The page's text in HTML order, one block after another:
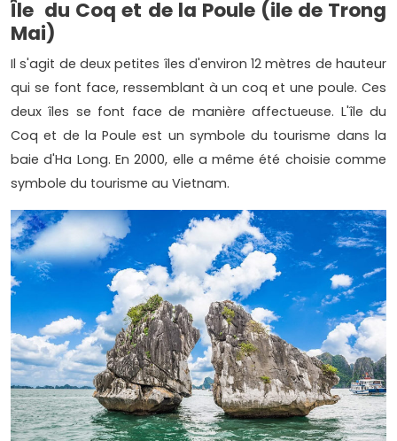
Île du Coq et de la Poule (ile de Trong
Mai)
Il s'agit de deux petites îles d'environ 12 mètres de hauteur
qui se font face, ressemblant à un coq et une poule. Ces
deux îles se font face de manière affectueuse. L'île du
Coq et de la Poule est un symbole du tourisme dans la
baie d'Ha Long. En 2000, elle a même été choisie comme
symbole du tourisme au Vietnam.